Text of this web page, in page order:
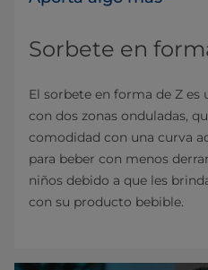
Sorbete en
El sorbete en forma de Z es
con dos zonas onduladas,
comodidad con una curva
para beber con menos
niños debido a que les
con su producto bebible.